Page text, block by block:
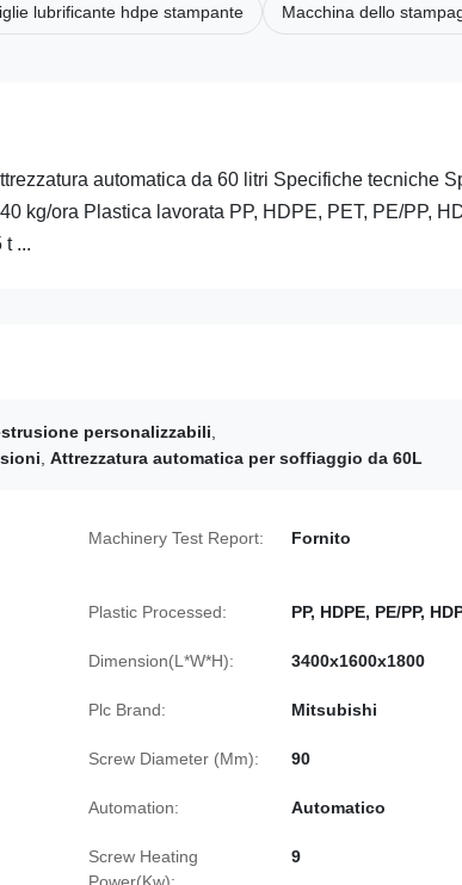
lubrificante hdpe stampante Macchina dello
automatica da 60 litri Specifiche tecniche
kg/ora Plastica lavorata PP, HDPE, PET, PE/PP,
t ...
personalizzabili
Attrezzatura automatica per soffiaggio da 60L
Machinery Test Report: Fornito
Plastic Processed: PP, HDPE, PE/PP,
Dimension(L*W*H): 3400x1600x1800
Plc Brand: Mitsubishi
Screw Diameter (Mm): 90
Automation: Automatico
Screw Heating
9